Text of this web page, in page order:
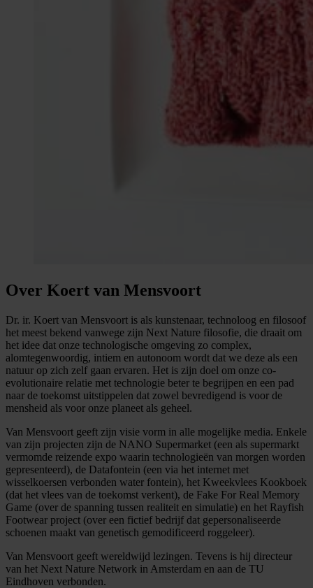
Over Koert van Mensvoort
Dr. ir. Koert van Mensvoort is als kunstenaar, technoloog en filosoof
het meest bekend vanwege zijn Next Nature filosofie, die draait om
het idee dat onze technologische omgeving zo complex,
alomtegenwoordig, intiem en autonoom wordt dat we deze als een
natuur op zich zelf gaan ervaren. Het is zijn doel om onze co-
evolutionaire relatie met technologie beter te begrijpen en een pad
naar de toekomst uitstippelen dat zowel bevredigend is voor de
mensheid als voor onze planeet als geheel.
Van Mensvoort geeft zijn visie vorm in alle mogelijke media. Enkele
van zijn projecten zijn de NANO Supermarket (een als supermarkt
vermomde reizende expo waarin technologieën van morgen worden
gepresenteerd), de Datafontein (een via het internet met
wisselkoersen verbonden water fontein), het Kweekvlees Kookboek
(dat het vlees van de toekomst verkent), de Fake For Real Memory
Game (over de spanning tussen realiteit en simulatie) en het Rayfish
Footwear project (over een fictief bedrijf dat gepersonaliseerde
schoenen maakt van genetisch gemodificeerd roggeleer).
Van Mensvoort geeft wereldwijd lezingen. Tevens is hij directeur
van het Next Nature Network in Amsterdam en aan de TU
Eindhoven verbonden.